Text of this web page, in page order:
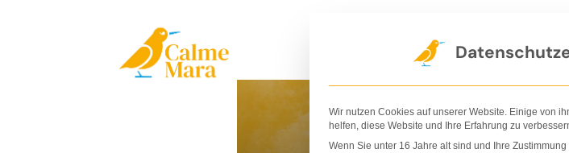
Der Verlag Shop
Wir nutzen Cookies auf unserer Website. Einige von
helfen, diese Website und Ihre Erfahrung zu
Wenn Sie unter 16 Jahre alt sind und Ihre